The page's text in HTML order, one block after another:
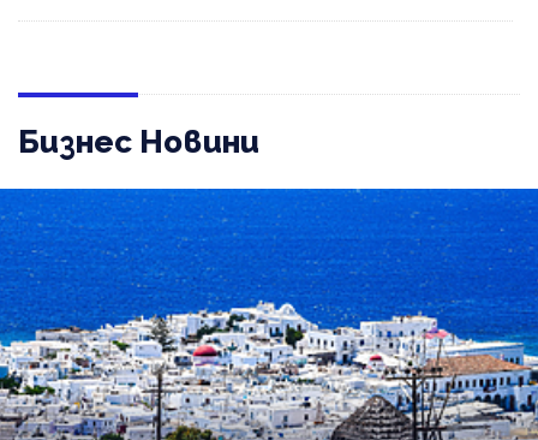
Бизнес Новини